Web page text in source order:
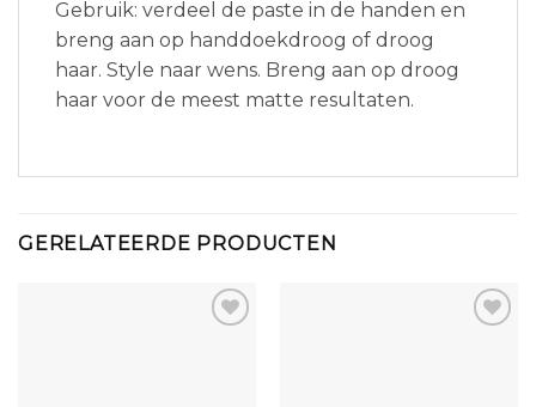
Gebruik: verdeel de paste in de handen en
breng aan op handdoekdroog of droog
haar. Style naar wens. Breng aan op droog
haar voor de meest matte resultaten.
GERELATEERDE PRODUCTEN